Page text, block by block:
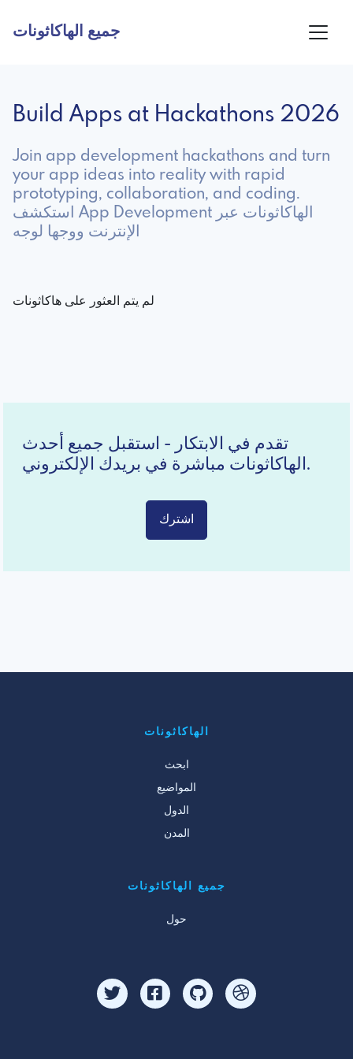
جميع الهاكاثونات
Build Apps at Hackathons 2026
Join app development hackathons and turn
your app ideas into reality with rapid
prototyping, collaboration, and coding.
استكشف App Development الهاكاثونات عبر
الإنترنت ووجها لوجه
لم يتم العثور على هاكاثونات
تقدم في الابتكار - استقبل جميع أحدث
الهاكاثونات مباشرة في بريدك الإلكتروني.
اشترك
الهاكاثونات
ابحث
المواضيع
الدول
المدن
جميع الهاكاثونات
حول